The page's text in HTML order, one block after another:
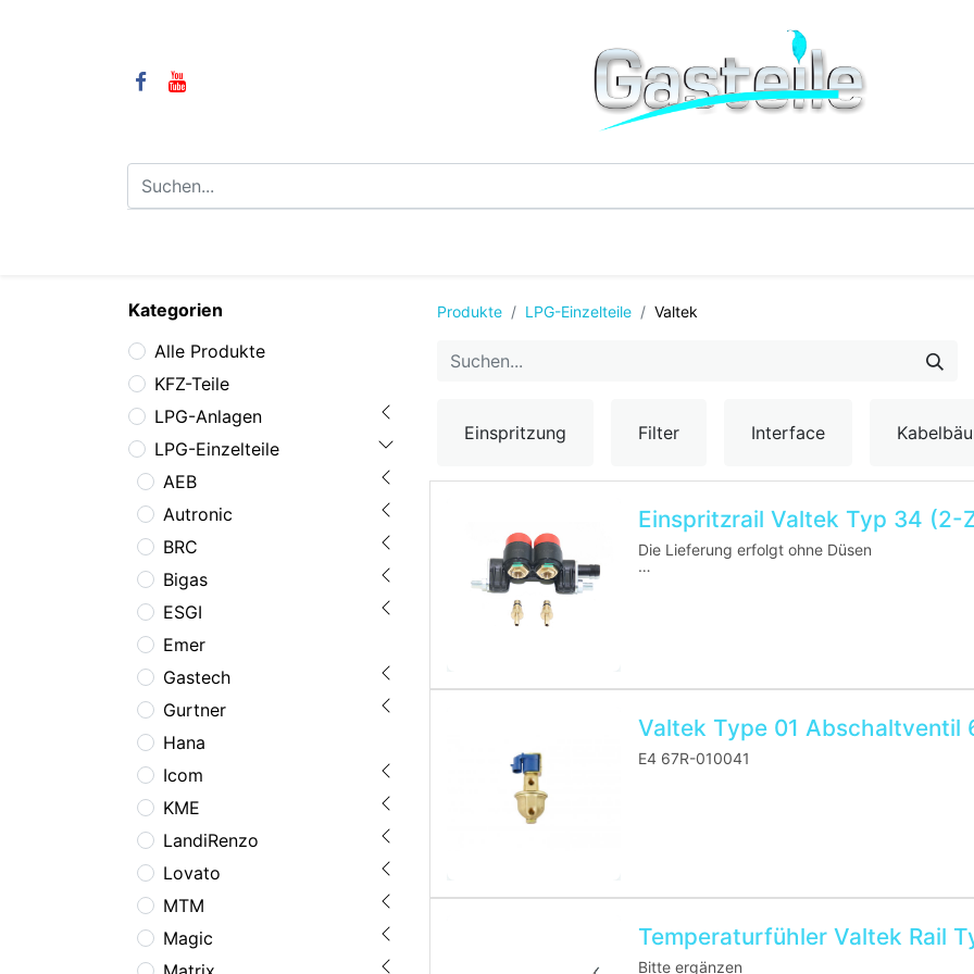
Kategorien
Alle Produkte
KFZ-Teile
LPG-Anlagen
LPG-Einzelteile
AEB
Autronic
BRC
Bigas
ESGI
Emer
Gastech
Gurtner
Hana
Icom
KME
LandiRenzo
Lovato
MTM
Magic
Produkte LPG-Einzelteile Valtek
Einspritzung Filter Interface
Einspritzrail Valtek Typ 34 (2-
Die Lieferung erfolgt ohne Düsen
Valtek Type 01 Abschaltventil
E4 67R-010041
Temperaturfühler Valtek Rail
Bitte ergänzen